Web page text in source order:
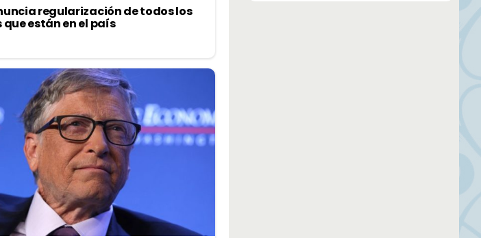
regularización de todos los
están en el país